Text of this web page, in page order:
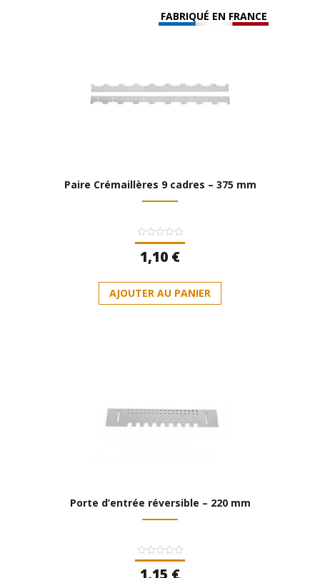
FABRIQUÉ EN FRANCE
Paire Crémaillères 9 cadres – 375 mm
Note
0
sur
1,10 €
AJOUTER AU PANIER
Porte d’entrée réversible – 220 mm
Note
0